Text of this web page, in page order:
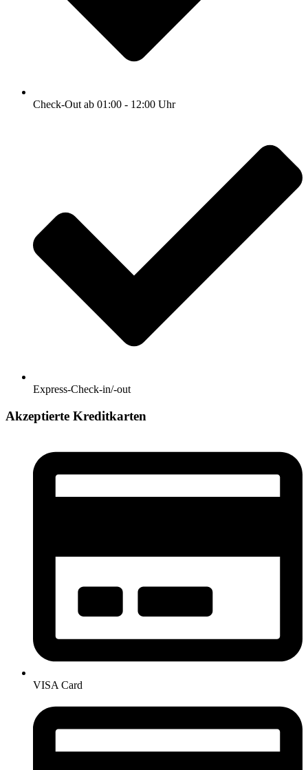
Check-Out ab 01:00 - 12:00 Uhr
Express-Check-in/-out
Akzeptierte Kreditkarten
VISA Card